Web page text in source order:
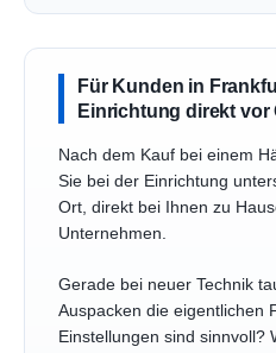
Für Kunden in
Einrichtung direkt vor
Nach dem Kauf bei einem
Sie bei der Einrichtung
Ort, direkt bei Ihnen zu
Unternehmen.
Gerade bei neuer Technik
Auspacken die eigentlichen
Einstellungen sind sinnvoll?